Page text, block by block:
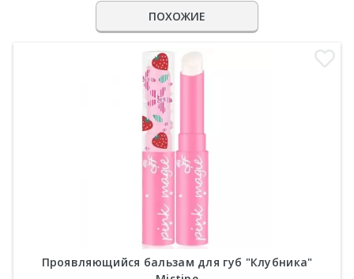
ПОХОЖИЕ
Проявляющийся бальзам для губ "Клубника"